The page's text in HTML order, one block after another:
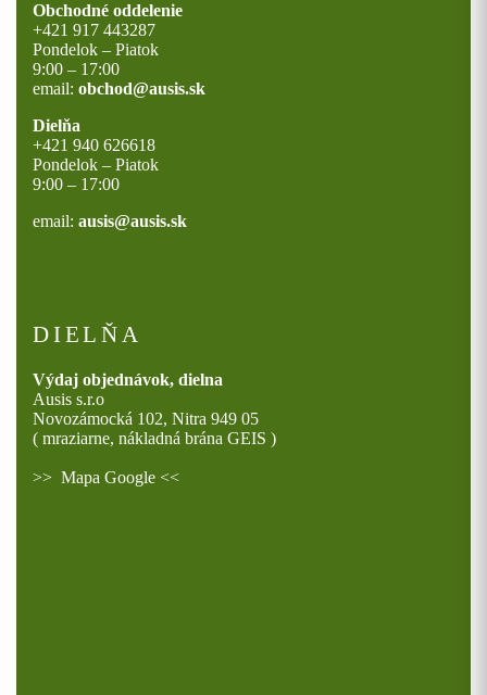
Obchodné oddelenie
+421 917 443287
Pondelok – Piatok
9:00 – 17:00
email: obchod@ausis.sk
Dielňa
+421 940 626618
Pondelok – Piatok
9:00 – 17:00
email: ausis@ausis.sk
DIELŇA
Výdaj objednávok, dielna
Ausis s.r.o
Novozámocká 102, Nitra 949 05
( mraziarne, nákladná brána GEIS )
>> Mapa Google <<